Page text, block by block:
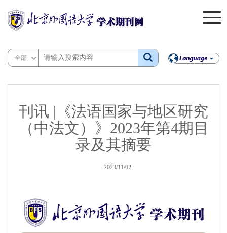
全部
刊讯 |《法语国家与地区研究
（中法文）》2023年第4期目
录及其摘要
2023/11/02